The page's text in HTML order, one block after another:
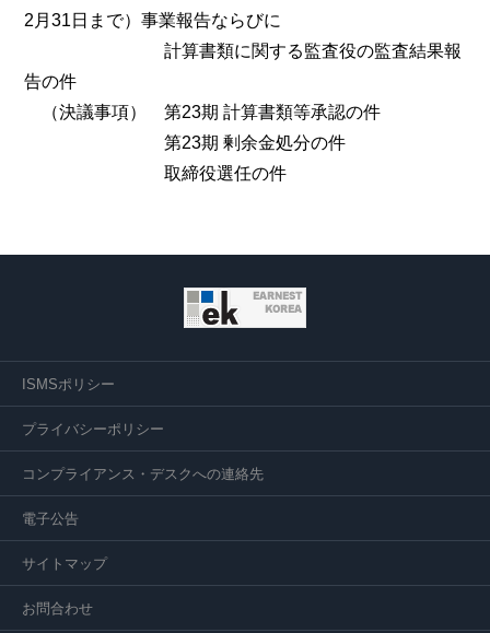
2月31日まで）事業報告ならびに
計算書類に関する監査役の監査結果報
告の件
（決議事項） 第23期 計算書類等承認の件
第23期 剰余金処分の件
取締役選任の件
ISMSポリシー
プライバシーポリシー
コンプライアンス・デスクへの連絡先
電子公告
サイトマップ
お問合わせ